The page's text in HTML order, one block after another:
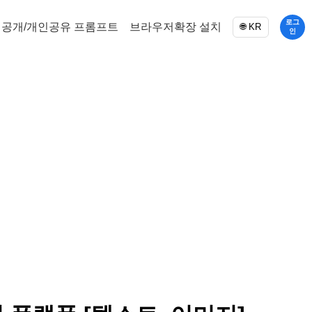
공개/개인공유 프롬프트 브라우저확장 설치 🌐 KR
로그
인